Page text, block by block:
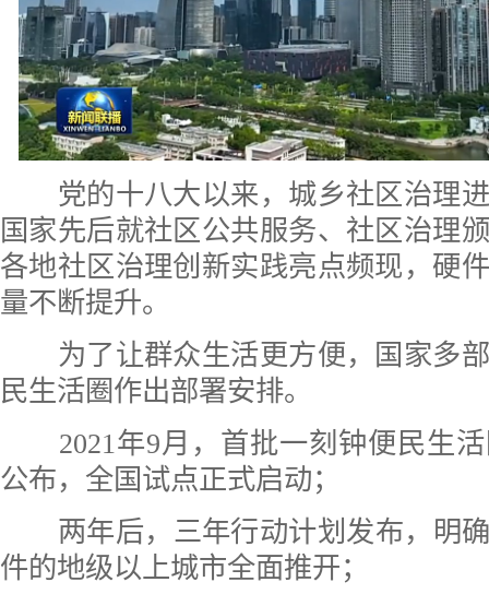
党的十八大以来，城乡社区治理进
国家先后就社区公共服务、社区治理
各地社区治理创新实践亮点频现，硬
量不断提升。
为了让群众生活更方便，国家多部
民生活圈作出部署安排。
2021年9月，首批一刻钟便民生活
公布，全国试点正式启动；
两年后，三年行动计划发布，明确
件的地级以上城市全面推开；